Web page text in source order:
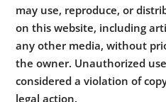
may use, reproduce, or
on this website, including
any other media, without
the owner. Unauthorized
considered a violation of
legal action.